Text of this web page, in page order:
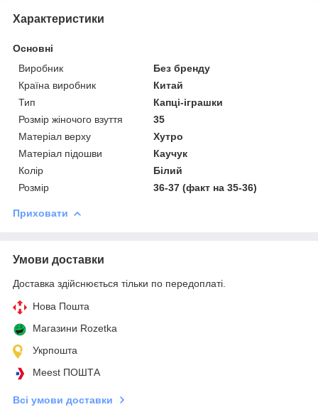
Характеристики
Основні
Виробник
Без бренду
Країна виробник
Китай
Тип
Капці-іграшки
Розмір жіночого взуття
35
Матеріал верху
Хутро
Матеріал підошви
Каучук
Колір
Білий
Розмір
36-37 (факт на 35-36)
Приховати
Умови доставки
Доставка здійснюється тільки по передоплаті.
Нова Пошта
Магазини Rozetka
Укрпошта
Meest ПОШТА
Всі умови доставки